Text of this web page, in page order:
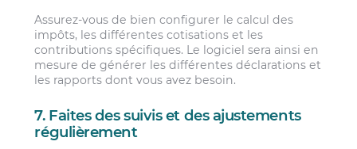
Assurez-vous de bien configurer le calcul des
impôts, les différentes cotisations et les
contributions spécifiques. Le logiciel sera ainsi en
mesure de générer les différentes déclarations et
les rapports dont vous avez besoin.
7. Faites des suivis et des ajustements
régulièrement